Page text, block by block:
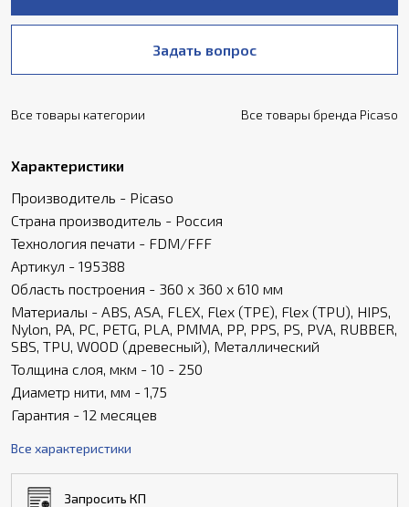
Задать вопрос
Все товары категории Все товары бренда Picaso
Характеристики
Производитель - Picaso
Страна производитель - Россия
Технология печати - FDM/FFF
Артикул - 195388
Область построения - 360 х 360 х 610 мм
Материалы - ABS, ASA, FLEX, Flex (TPE), Flex (TPU), HIPS,
Nylon, PA, PC, PETG, PLA, PMMA, PP, PPS, PS, PVA, RUBBER,
SBS, TPU, WOOD (древесный), Металлический
Толщина слоя, мкм - 10 - 250
Диаметр нити, мм - 1,75
Гарантия - 12 месяцев
Все характеристики
Запросить КП